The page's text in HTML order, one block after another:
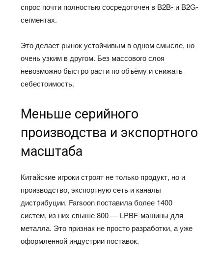
спрос почти полностью сосредоточен в B2B- и B2G-
сегментах.
Это делает рынок устойчивым в одном смысле, но
очень узким в другом. Без массового слоя
невозможно быстро расти по объёму и снижать
себестоимость.
Меньше серийного
производства и экспортного
масштаба
Китайские игроки строят не только продукт, но и
производство, экспортную сеть и каналы
дистрибуции. Farsoon поставила более 1400
систем, из них свыше 800 — LPBF-машины для
металла. Это признак не просто разработки, а уже
оформленной индустрии поставок.